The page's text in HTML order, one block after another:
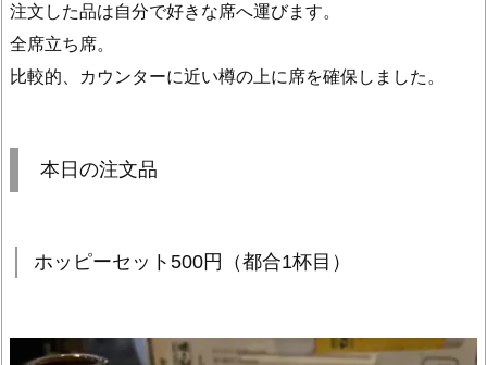
注文した品は自分で好きな席へ運びます。
全席立ち席。
比較的、カウンターに近い樽の上に席を確保しました。
本日の注文品
ホッピーセット500円（都合1杯目）